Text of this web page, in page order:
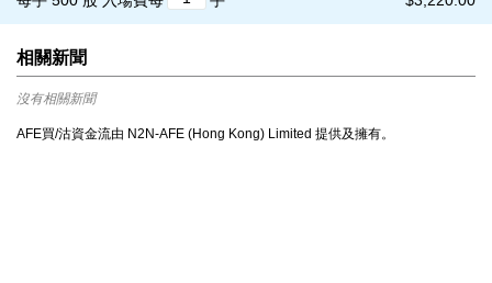
相關新聞
沒有相關新聞
AFE買/沽資金流由 N2N-AFE (Hong Kong) Limited 提供及擁有。